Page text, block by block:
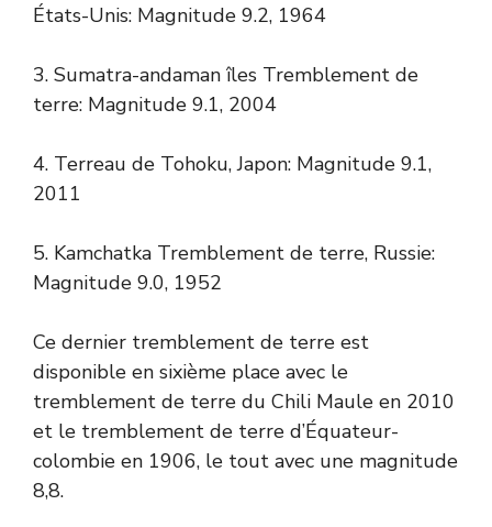
États-Unis: Magnitude 9.2, 1964
3. Sumatra-andaman îles Tremblement de
terre: Magnitude 9.1, 2004
4. Terreau de Tohoku, Japon: Magnitude 9.1,
2011
5. Kamchatka Tremblement de terre, Russie:
Magnitude 9.0, 1952
Ce dernier tremblement de terre est
disponible en sixième place avec le
tremblement de terre du Chili Maule en 2010
et le tremblement de terre d’Équateur-
colombie en 1906, le tout avec une magnitude
8,8.